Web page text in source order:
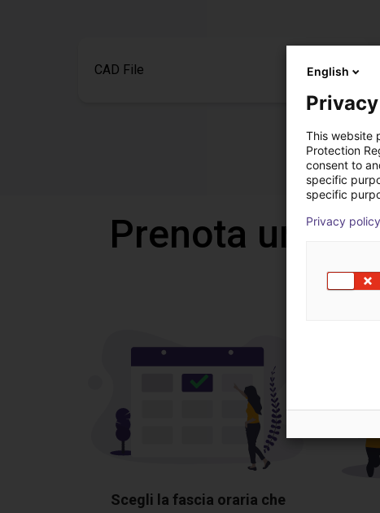
CAD File
Prenota una
Scegli la fascia oraria che
English
This website
Protection
consent to
specific
specific
Privacy policy